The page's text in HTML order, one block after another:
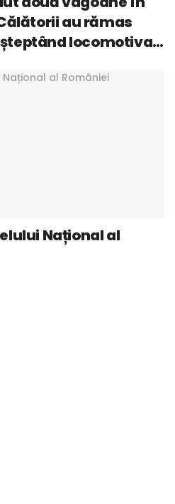
au rămas
locomotiva
Național al